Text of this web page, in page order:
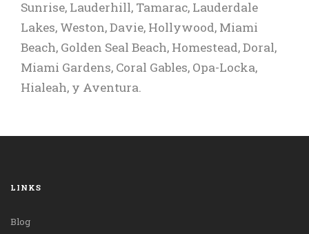
Sunrise, Lauderhill, Tamarac, Lauderdale
Lakes, Weston, Davie, Hollywood, Miami
Beach, Golden Seal Beach, Homestead, Doral,
Miami Gardens, Coral Gables, Opa-Locka,
Hialeah, y Aventura.
Punta Gorda.
Beach, y Riviera Beach
y condado), y Talladega (ciudad y
County, and the cities of Joliet, Aurora, and
Elgin.
Thiensville, Glendale, Fox Point, Bayside,
Whitefish Bay.
LINKS
Blog